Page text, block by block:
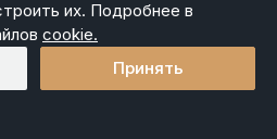
их. Подробнее в
cookie.
Принять
сайта
персональных данных
соглашение